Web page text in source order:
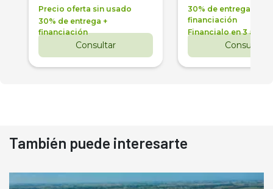
Precio oferta sin usado
30% de entrega +
financiación
Consultar
30% de entrega +
financiación
Financialo en 3 años
Consultar
También puede interesarte